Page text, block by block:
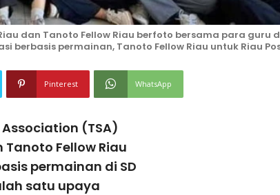
dan Tanoto Fellow Riau berfoto bersama para guru
berbasis permainan, Tanoto Fellow Riau untuk Riau
Pinterest WhatsApp
Association (TSA)
Fellow Riau
permainan di SD
satu upaya